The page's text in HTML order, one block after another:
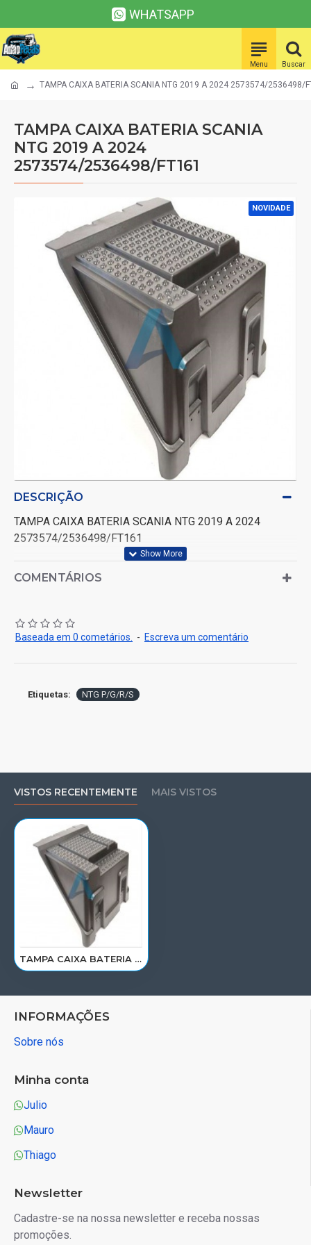
WHATSAPP
TAMPA CAIXA BATERIA SCANIA NTG 2019 A 2024 2573574/2536498/
TAMPA CAIXA BATERIA SCANIA
NTG 2019 A 2024
2573574/2536498/FT161
NOVIDADE
DESCRIÇÃO
TAMPA CAIXA BATERIA SCANIA NTG 2019 A 2024
2573574/2536498/FT161
COMENTÁRIOS
Baseada em 0 cometários. - Escreva um comentário
Etiquetas: NTG P/G/R/S
VISTOS RECENTEMENTE MAIS VISTOS
TAMPA CAIXA BATERIA SCANIA NTG 2019 A 2024 2573574/2536498/FT161
INFORMAÇÕES
Sobre nós
Minha conta
Julio
Mauro
Thiago
Newsletter
Cadastre-se na nossa newsletter e receba nossas
promoções.